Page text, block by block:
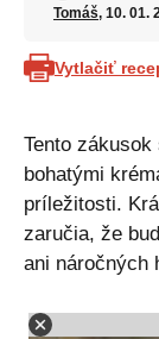
Tomáš, 10. 01.
Vytlačiť
Tento
bohatými
príležitosti.
zaručia, že
ani náročných